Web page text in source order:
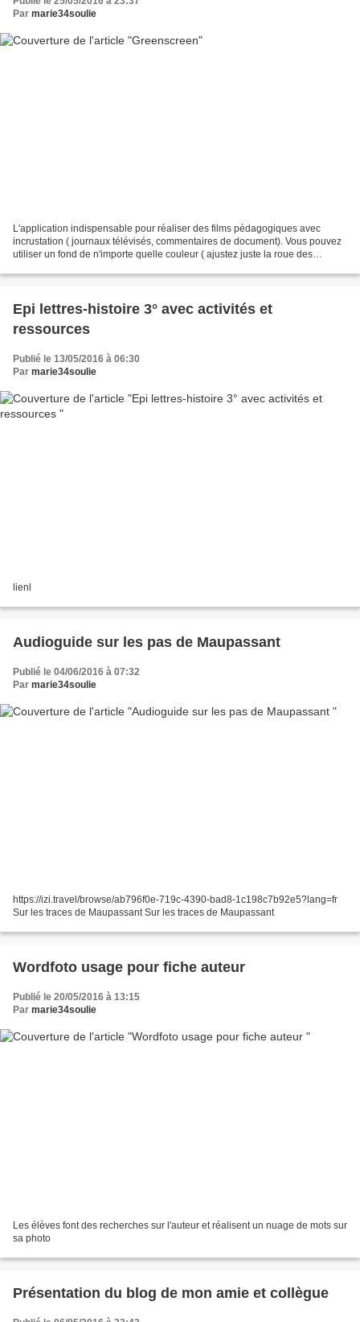
Par marie34soulie
L'application indispensable pour réaliser des films pédagogiques avec
incrustation ( journaux télévisés, commentaires de document). Vous pouvez
utiliser un fond de n'importe quelle couleur ( ajustez juste la roue des
Epi lettres-histoire 3° avec activités et
ressources
Publié le 13/05/2016 à 06:30
Par marie34soulie
lienl
Audioguide sur les pas de Maupassant
Publié le 04/06/2016 à 07:32
Par marie34soulie
https://izi.travel/browse/ab796f0e-719c-4390-bad8-1c198c7b92e5?lang=fr
Sur les traces de Maupassant Sur les traces de Maupassant
Wordfoto usage pour fiche auteur
Publié le 20/05/2016 à 13:15
Par marie34soulie
Les élèves font des recherches sur l'auteur et réalisent un nuage de mots sur
sa photo
Présentation du blog de mon amie et collègue